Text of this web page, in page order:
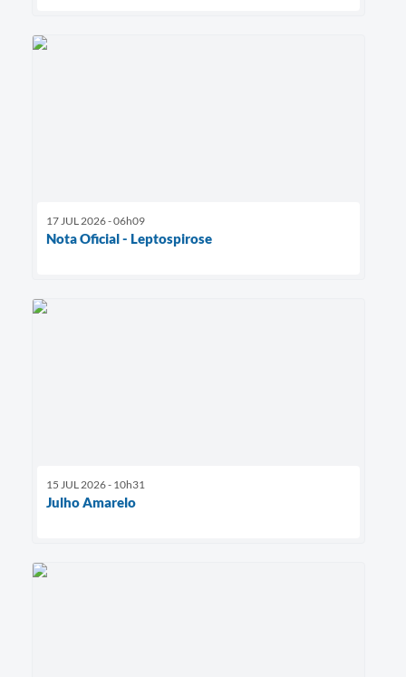
17 JUL 2026 - 06h09
Nota Oficial - Leptospirose
15 JUL 2026 - 10h31
Julho Amarelo